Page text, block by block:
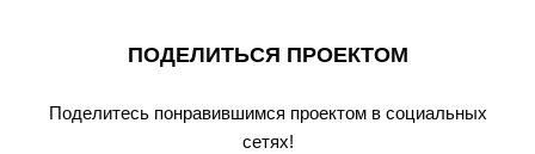
ПОДЕЛИТЬСЯ ПРОЕКТОМ
Поделитесь понравившимся проектом в социальных
сетях!